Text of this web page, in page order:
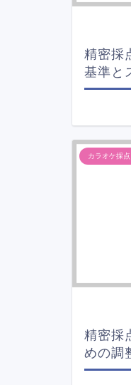
精密採
基準と
カラオケ採点
精密採
めの調